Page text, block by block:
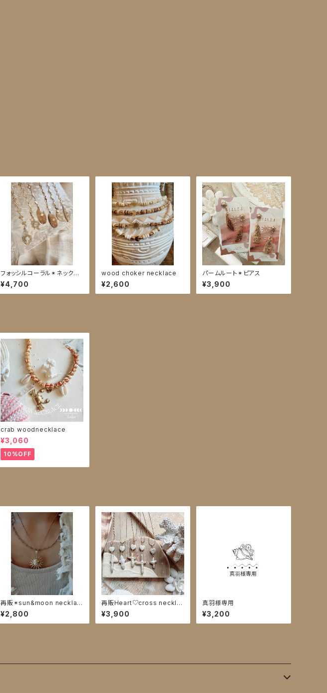
フォッシルコーラル✴︎ネックレ
ス
¥4,700
wood choker necklace
¥2,600
パームルート✴︎ピアス
¥3,900
crab woodnecklace
¥3,060
10%OFF
再販✴︎sun&moon necklac
e
¥2,800
再販Heart♡cross neckla
ce
¥3,900
真羽様専用
¥3,200